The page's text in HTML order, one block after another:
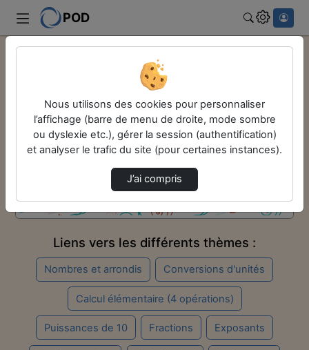
POD
Remise à niveau en maths
Remise à niveau en maths
Vidéo Audio
Liens vers les différents thèmes :
Nombres et arrondis Conversions d'unités
Calcul élémentaire (4 opérations)
Puissances de 10 Fractions Exposants
Nous utilisons des cookies pour personnaliser
l’affichage (barre de menu de droite, mode sombre
ou dyslexie etc.), gérer la session (authentification)
et analyser le trafic du site (pour certaines instances).
J’ai compris